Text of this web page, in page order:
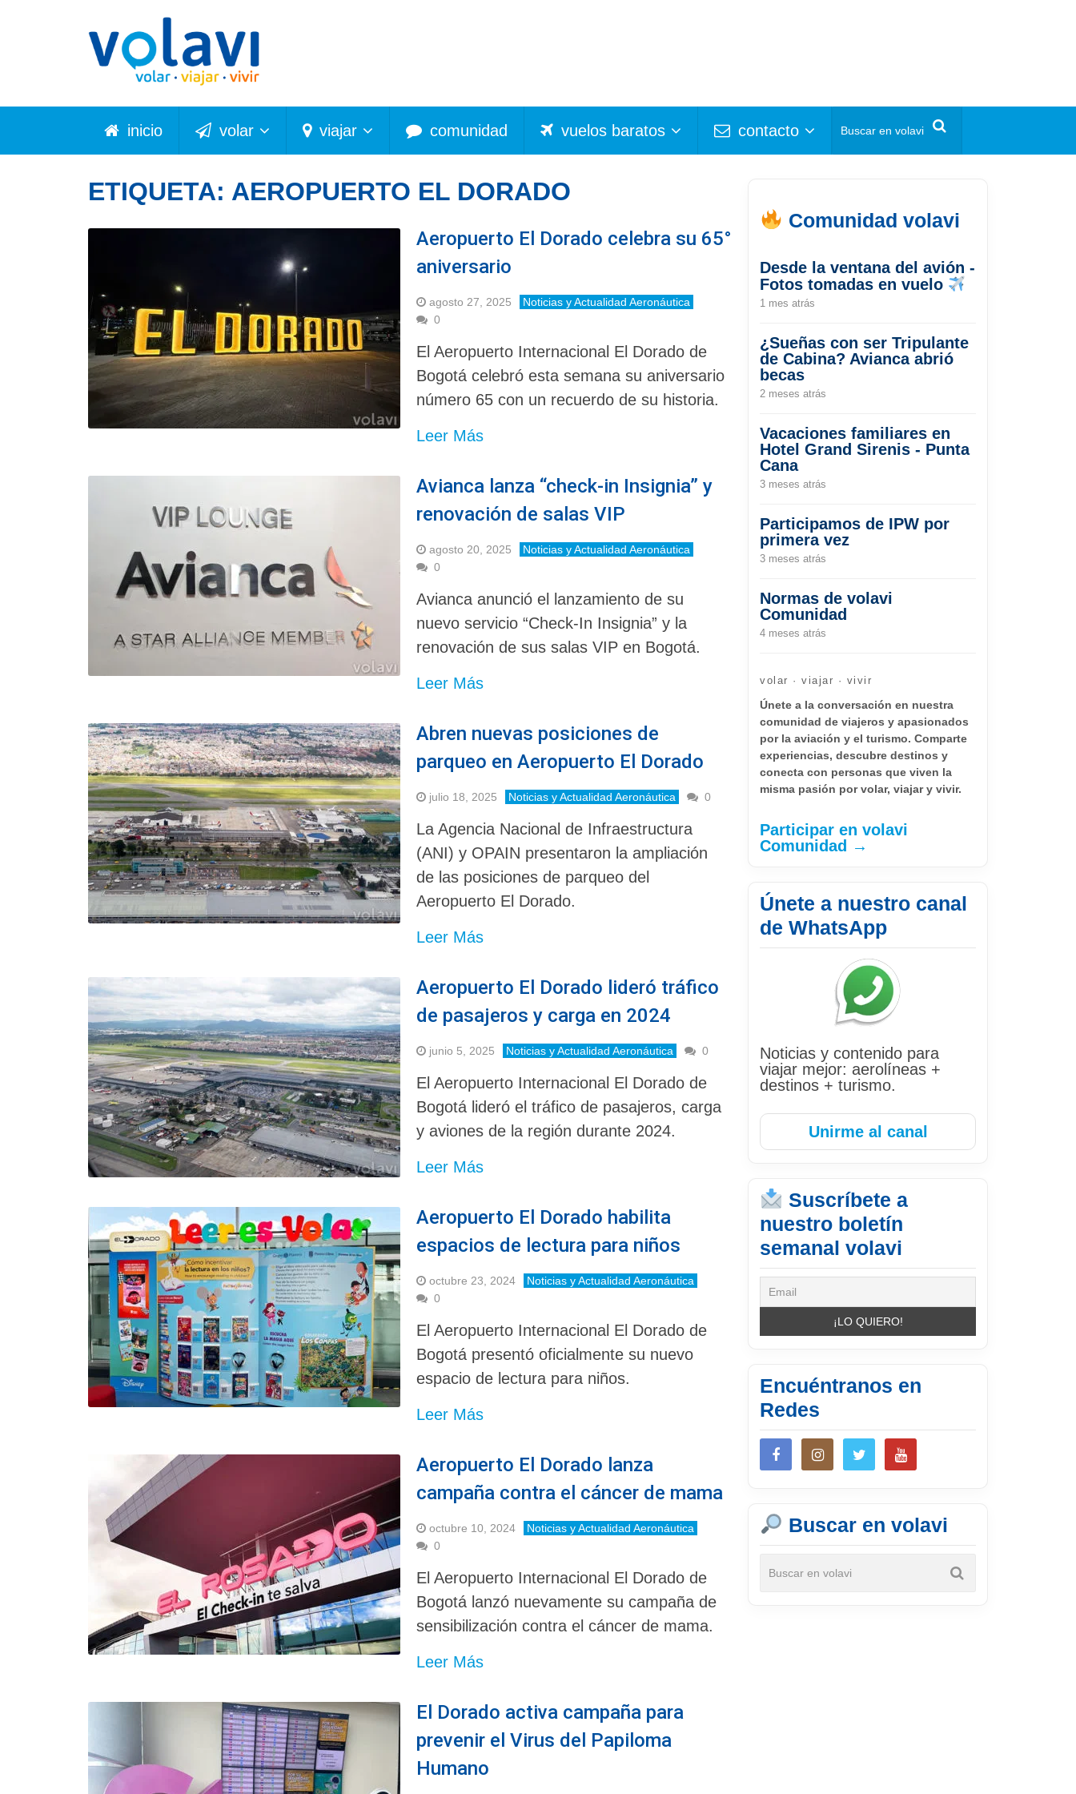
inicio volar viajar comunidad vuelos baratos contacto
ETIQUETA: AEROPUERTO EL DORADO
Aeropuerto El Dorado celebra su 65°
aniversario
agosto 27, 2025
Noticias y Actualidad Aeronáutica
0
El Aeropuerto Internacional El Dorado de
Bogotá celebró esta semana su aniversario
número 65 con un recuerdo de su historia.
Leer Más
Avianca lanza “check-in Insignia” y
renovación de salas VIP
agosto 20, 2025
Noticias y Actualidad Aeronáutica
0
Avianca anunció el lanzamiento de su
nuevo servicio “Check-In Insignia” y la
renovación de sus salas VIP en Bogotá.
Leer Más
Abren nuevas posiciones de
parqueo en Aeropuerto El Dorado
julio 18, 2025 Noticias y Actualidad Aeronáutica 0
La Agencia Nacional de Infraestructura
(ANI) y OPAIN presentaron la ampliación
de las posiciones de parqueo del
Aeropuerto El Dorado.
Leer Más
Aeropuerto El Dorado lideró tráfico
de pasajeros y carga en 2024
junio 5, 2025 Noticias y Actualidad Aeronáutica 0
El Aeropuerto Internacional El Dorado de
Bogotá lideró el tráfico de pasajeros, carga
y aviones de la región durante 2024.
Leer Más
Aeropuerto El Dorado habilita
espacios de lectura para niños
octubre 23, 2024
Noticias y Actualidad Aeronáutica
0
El Aeropuerto Internacional El Dorado de
Bogotá presentó oficialmente su nuevo
espacio de lectura para niños.
Leer Más
Aeropuerto El Dorado lanza
campaña contra el cáncer de mama
octubre 10, 2024
Noticias y Actualidad Aeronáutica
0
El Aeropuerto Internacional El Dorado de
Bogotá lanzó nuevamente su campaña de
sensibilización contra el cáncer de mama.
Leer Más
El Dorado activa campaña para
prevenir el Virus del Papiloma
Humano
Comunidad volavi
Desde la ventana del avión -
Fotos tomadas en vuelo
1 mes atrás
¿Sueñas con ser Tripulante
de Cabina? Avianca abrió
becas
2 meses atrás
Vacaciones familiares en
Hotel Grand Sirenis - Punta
Cana
3 meses atrás
Participamos de IPW por
primera vez
3 meses atrás
Normas de volavi
Comunidad
4 meses atrás
volar · viajar · vivir
Únete a la conversación en nuestra
comunidad de viajeros y apasionados
por la aviación y el turismo. Comparte
experiencias, descubre destinos y
conecta con personas que viven la
misma pasión por volar, viajar y vivir.
Participar en volavi
Comunidad →
Únete a nuestro canal
de WhatsApp
Noticias y contenido para
viajar mejor: aerolíneas +
destinos + turismo.
Unirme al canal
Suscríbete a
nuestro boletín
semanal volavi
Encuéntranos en
Redes
Buscar en volavi